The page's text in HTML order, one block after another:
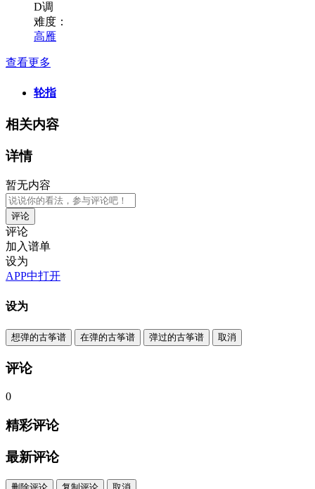
D调
难度：
高雁
查看更多
轮指
相关内容
详情
暂无内容
评论
评论
加入谱单
设为
APP中打开
设为
想弹的古筝谱 在弹的古筝谱 弹过的古筝谱 取消
评论
0
精彩评论
最新评论